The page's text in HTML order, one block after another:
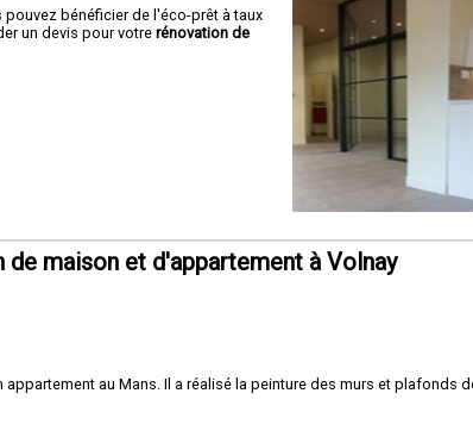
bénéficier de l'éco-prêt à taux
un devis pour votre rénovation de
de maison et d'appartement à Volnay
appartement au Mans. Il a réalisé la peinture des murs et plafonds